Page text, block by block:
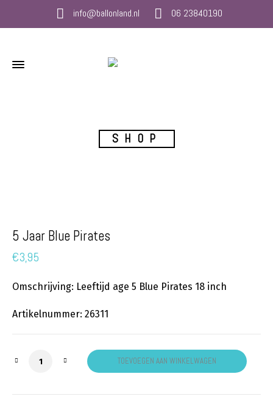
info@ballonland.nl 06 23840190
SHOP
5 Jaar Blue Pirates
€3,95
Omschrijving: Leeftijd age 5 Blue Pirates 18 inch
Artikelnummer: 26311
5 Jaar Blue Pirates aantalTOEVOEGEN AAN WINKELWAGEN